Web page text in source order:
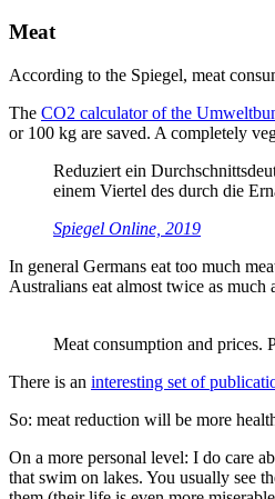
Meat
According to the Spiegel, meat
The CO2 calculator of the
or 100 kg are saved. A completely
Reduziert ein
einem Viertel des durch die
Spiegel Online, 2019
In general Germans eat too much
Australians eat almost twice as much
Meat consumption and prices.
There is an interesting set of
So: meat reduction will be more
On a more personal level: I do care
that swim on lakes. You usually see